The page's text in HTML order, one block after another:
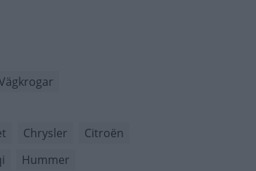
Chrysler
Citroën
Hummer